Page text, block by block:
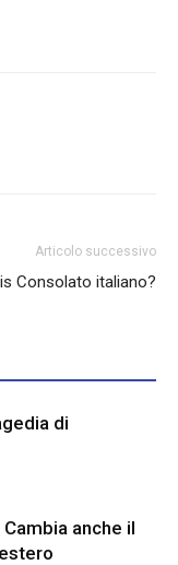
Articolo successivo
Consolato italiano?
di
anche il